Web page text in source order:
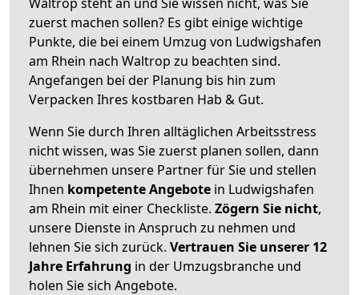
zuerst machen sollen? Es gibt einige wichtige
Punkte, die bei einem Umzug von Ludwigshafen
am Rhein nach Waltrop zu beachten sind.
Angefangen bei der Planung bis hin zum
Verpacken Ihres kostbaren Hab & Gut.
Wenn Sie durch Ihren alltäglichen Arbeitsstress
nicht wissen, was Sie zuerst planen sollen, dann
übernehmen unsere Partner für Sie und stellen
Ihnen kompetente Angebote in Ludwigshafen
am Rhein mit einer Checkliste. Zögern Sie nicht,
unsere Dienste in Anspruch zu nehmen und
lehnen Sie sich zurück. Vertrauen Sie unserer 12
Jahre Erfahrung in der Umzugsbranche und
holen Sie sich Angebote.